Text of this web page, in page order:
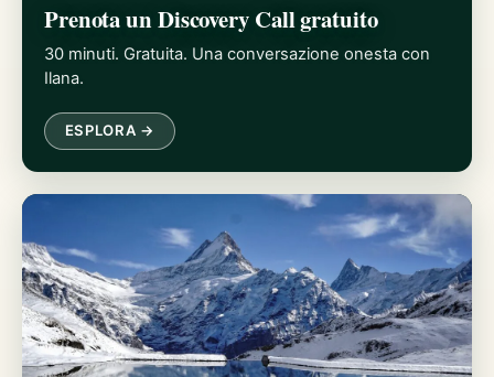
Prenota un Discovery Call gratuito
30 minuti. Gratuita. Una conversazione onesta con
Ilana.
ESPLORA →